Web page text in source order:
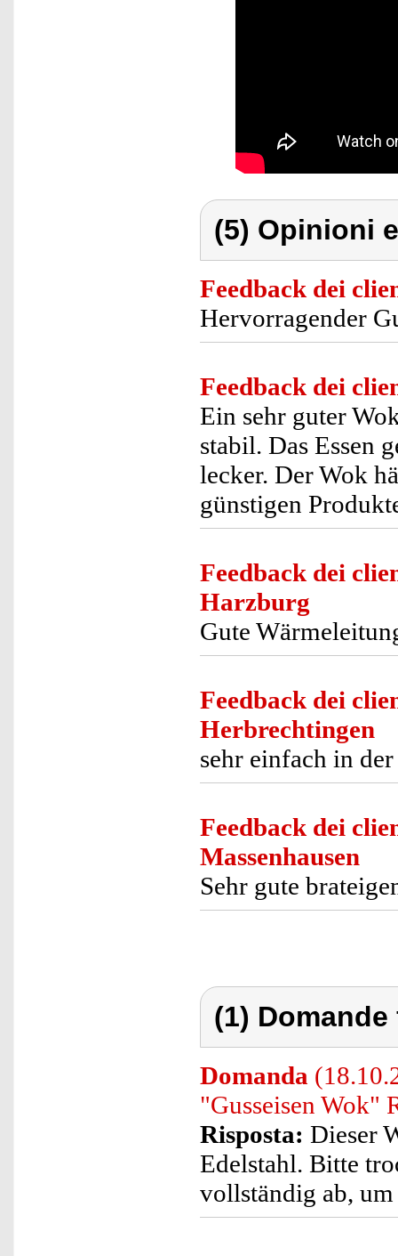
(5) Opinioni
Feedback dei
Hervorragender
Feedback dei
Ein sehr guter
stabil. Das Essen
lecker. Der Wok
günstigen
Feedback dei
Harzburg
Gute
Feedback dei
Herbrechtingen
sehr einfach in
Feedback dei
Massenhausen
Sehr gute
(1)
Domanda
"Gusseisen Wok"
Risposta: Dieser
Edelstahl. Bitte
vollständig ab,